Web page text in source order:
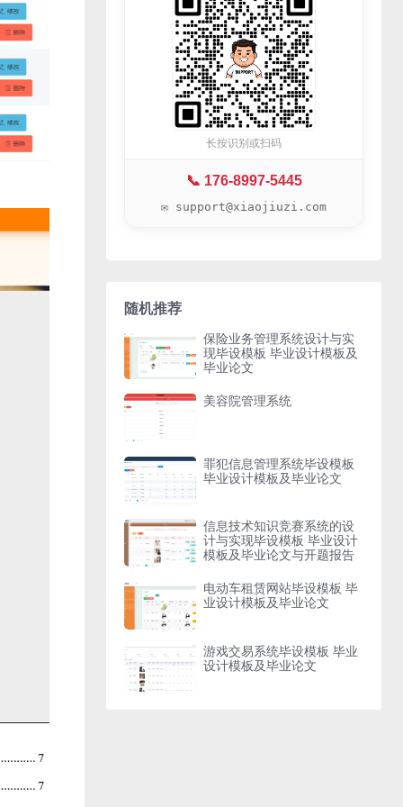
长按识别或扫码
📞 176-8997-5445
✉️ support@xiaojiuzi.com
随机推荐
保险业务管理系统设计与实
现毕设模板 毕业设计模板及
毕业论文
美容院管理系统
罪犯信息管理系统毕设模板
毕业设计模板及毕业论文
信息技术知识竞赛系统的设
计与实现毕设模板 毕业设计
模板及毕业论文与开题报告
电动车租赁网站毕设模板 毕
业设计模板及毕业论文
游戏交易系统毕设模板 毕业
设计模板及毕业论文